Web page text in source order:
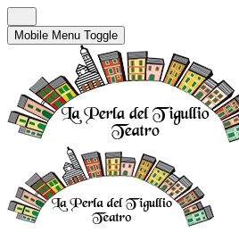
Mobile Menu Toggle